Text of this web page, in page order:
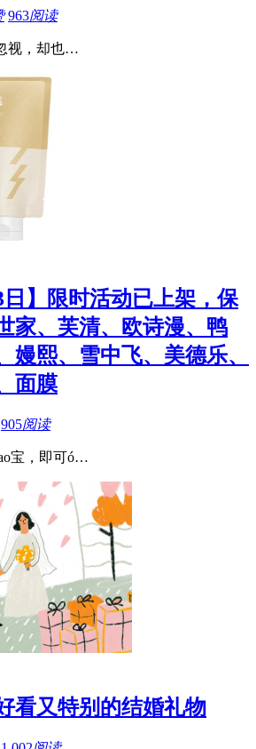
963阅读
视，却也…
日】限时活动已上架，保
家、芙清、欧诗漫、鸭
嫚熙、雪中飞、美德乐、
面膜
905阅读
宝，即可ó…
看又特别的结婚礼物